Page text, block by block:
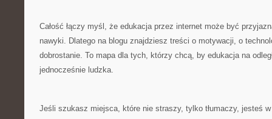
Całość łączy myśl, że edukacja przez internet może być
nawyki. Dlatego na blogu znajdziesz treści o motywacji, o
dobrostanie. To mapa dla tych, którzy chcą, by edukacja na
jednocześnie ludzka.
Jeśli szukasz miejsca, które nie straszy, tylko tłumaczy, jesteś